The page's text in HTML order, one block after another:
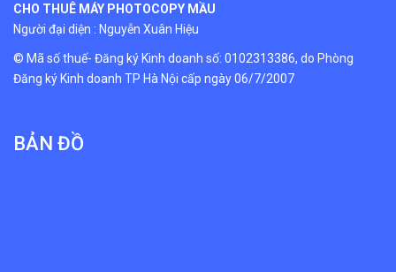
CHO THUÊ MÁY PHOTOCOPY MẦU
Người đại diện : Nguyễn Xuân Hiệu
© Mã số thuế- Đăng ký Kinh doanh số: 0102313386, do Phòng
Đăng ký Kinh doanh TP Hà Nội cấp ngày 06/7/2007
BẢN ĐỒ